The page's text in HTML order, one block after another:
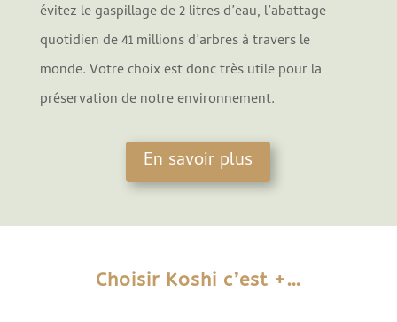
évitez le gaspillage de 2 litres d’eau, l’abattage
quotidien de 41 millions d’arbres à travers le
monde. Votre choix est donc très utile pour la
préservation de notre environnement.
En savoir plus
Choisir Koshi c’est +…